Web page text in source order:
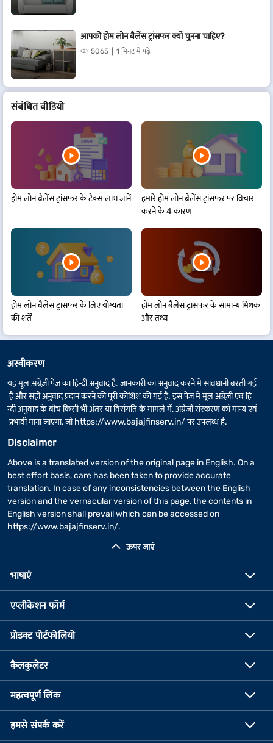
आपको होम लोन बैलेंस ट्रांसफर क्यों चुनना चाहिए?
5065 1 मिनट में पढ़ें
संबं​धित वीडियो
होम लोन बैलेंस ट्रांसफर के टैक्स लाभ जानें
हमारे होम लोन बैलेंस ट्रांसफर पर विचार
करने के 4 कारण
होम लोन बैलेंस ट्रांसफर के लिए योग्यता
की शर्तें
होम लोन बैलेंस ट्रांसफर के सामान्य मिथक
और तथ्य
ऊपर जाएं
अस्वीकरण
यह मूल अंग्रेज़ी पेज का हिन्दी अनुवाद है. जानकारी का अनुवाद करने में सावधानी बरती गई
है और सही अनुवाद प्रदान करने की पूरी कोशिश की गई है. इस पेज में मूल अंग्रेज़ी एवं हि
न्दी अनुवाद के बीच किसी भी अंतर या विसंगति के मामले में, अंग्रेज़ी संस्करण को मान्य एवं
प्रभावी माना जाएगा, जोhttps://www.bajajfinserv.in/पर उपलब्ध है.
Disclaimer
Above is a translated version of the original page in English. On a
best effort basis, care has been taken to provide accurate
translation. In case of any inconsistencies between the English
version and the vernacular version of this page, the contents in
English version shall prevail which can be accessed on
https://www.bajajfinserv.in/.
भाषाएं
एप्लीकेशन फॉर्म
प्रोडक्ट पोर्टफोलियो
कैलकुलेटर
महत्वपूर्ण लिंक
हमसे संपर्क करें